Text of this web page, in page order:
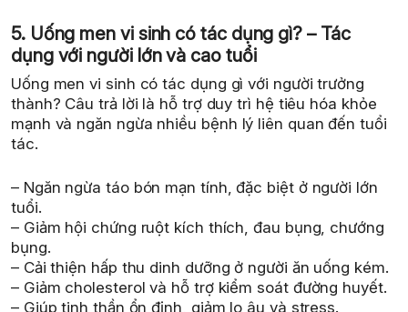
5. Uống men vi sinh có tác dụng gì? – Tác
dụng với người lớn và cao tuổi
Uống men vi sinh có tác dụng gì với người trưởng
thành? Câu trả lời là hỗ trợ duy trì hệ tiêu hóa khỏe
mạnh và ngăn ngừa nhiều bệnh lý liên quan đến tuổi
tác.
– Ngăn ngừa táo bón mạn tính, đặc biệt ở người lớn
tuổi.
– Giảm hội chứng ruột kích thích, đau bụng, chướng
bụng.
– Cải thiện hấp thu dinh dưỡng ở người ăn uống kém.
– Giảm cholesterol và hỗ trợ kiểm soát đường huyết.
– Giúp tinh thần ổn định, giảm lo âu và stress.